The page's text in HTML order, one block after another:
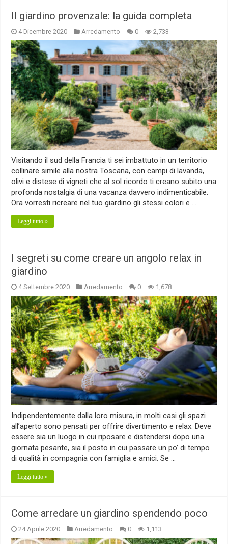
Il giardino provenzale: la guida completa
4 Dicembre 2020 Arredamento 0 2,733
Visitando il sud della Francia ti sei imbattuto in un territorio
collinare simile alla nostra Toscana, con campi di lavanda,
olivi e distese di vigneti che al sol ricordo ti creano subito una
profonda nostalgia di una vacanza davvero indimenticabile.
Ora vorresti ricreare nel tuo giardino gli stessi colori e …
Leggi tutto »
I segreti su come creare un angolo relax in
giardino
4 Settembre 2020 Arredamento 0 1,678
Indipendentemente dalla loro misura, in molti casi gli spazi
all’aperto sono pensati per offrire divertimento e relax. Deve
essere sia un luogo in cui riposare e distendersi dopo una
giornata pesante, sia il posto in cui passare un po’ di tempo
di qualità in compagnia con famiglia e amici. Se …
Leggi tutto »
Come arredare un giardino spendendo poco
24 Aprile 2020 Arredamento 0 1,113